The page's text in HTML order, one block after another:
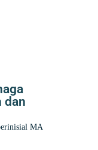
dan
MA